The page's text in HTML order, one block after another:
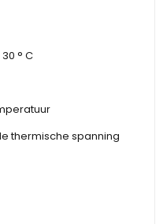
° C
thermische spanning